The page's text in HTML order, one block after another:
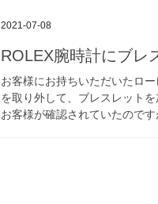
2021-07-08
ROLEX腕時計にブレ
お客様にお持ちいただいたロ
を取り外して、ブレスレット
お客様が確認されていたので